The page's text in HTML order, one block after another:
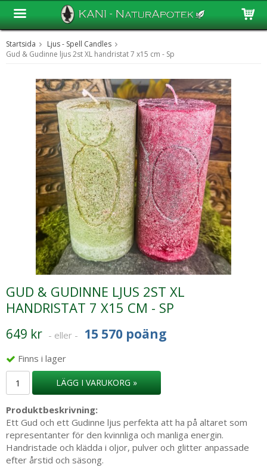
Produkten har blivit tillagd i varukorgen
Startsida
Ljus - Spell Candles
Gud & Gudinne ljus 2st XL handristat 7 x15 cm - Sp
GUD & GUDINNE LJUS 2ST XL
HANDRISTAT 7 X15 CM - SP
649 kr - eller - 15 570 poäng
Finns i lager
LÄGG I VARUKORG »
Produktbeskrivning:
Ett Gud och ett Gudinne ljus perfekta att ha på altaret som
representanter för den kvinnliga och manliga energin.
Handristade och klädda i oljor, pulver och glitter anpassade
efter årstid och säsong.